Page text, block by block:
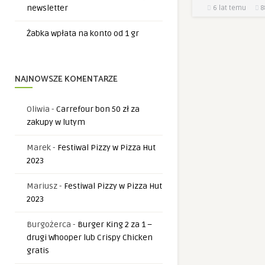
newsletter
Żabka wpłata na konto od 1 gr
NAJNOWSZE KOMENTARZE
Oliwia - Carrefour bon 50 zł za
zakupy w lutym
Marek- Festiwal Pizzy w Pizza Hut
2023
Mariusz- Festiwal Pizzy w Pizza Hut
2023
Burgożerca - Burger King 2 za 1 –
drugi Whooper lub Crispy Chicken
gratis
6 lat temu